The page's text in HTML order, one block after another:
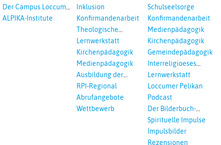
Der Campus Loccum
und Loccumer
ALPIKA-Institute
Inklusion
Konfirmandenarbeit
Theologische
Fortbildungen,
Interreligöses Lernen
Lernwerkstatt
Kirchenpädagogik
Medienpädagogik
Ausbildung der
Vikar*innen
RPI-Regional
Abrufangebote
Wettbewerb
Schulseelsorge
Konfirmandenarbeit
Medienpädagogik
Kirchenpädagogik
Gemeindepädagogik
Interreligioeses
Lernen
Lernwerkstatt
Loccumer Pelikan
Podcast
Der Bilderbuch-
Podcast
Spirituelle Impulse
Impulsbilder
Rezensionen